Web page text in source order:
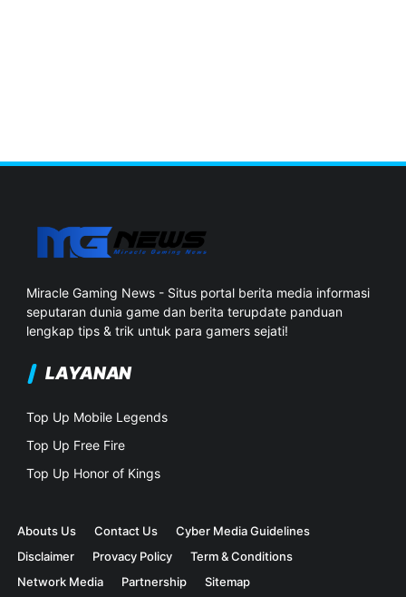
Miracle Gaming News - Situs portal berita media informasi
seputaran dunia game dan berita terupdate panduan
lengkap tips & trik untuk para gamers sejati!
LAYANAN
Top Up Mobile Legends
Top Up Free Fire
Top Up Honor of Kings
Abouts Us Contact Us
Cyber Media Guidelines
Disclaimer
Provacy Policy
Term & Conditions
Network Media
Partnership Sitemap